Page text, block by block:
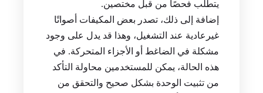
يتطلب فحصًا من قبل مختصين.
إضافة إلى ذلك، تصدر بعض المكيفات أصواتًا
غيرعادية عند التشغيل، وهذا قد يدل على وجود
مشكلة في الضاغط أو الأجزاء المتحركة. في
هذه الحالة، يمكن للمستخدمين محاولة التأكد
من تثبيت الوحدة بشكل صحيح والتحقق من